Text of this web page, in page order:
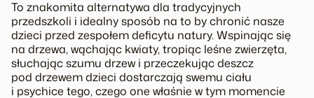
To znakomita alternatywa dla tradycyjnych
przedszkoli i idealny sposób na to by chronić nasze
dzieci przed zespołem deficytu natury. Wspinając się
na drzewa, wąchając kwiaty, tropiąc leśne zwierzęta,
słuchając szumu drzew i przeczekując deszcz
pod drzewem dzieci dostarczają swemu ciału
i psychice tego, czego one właśnie w tym momencie